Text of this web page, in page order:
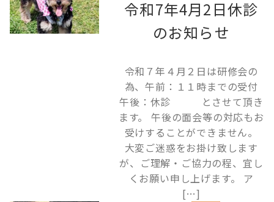
令和7年4月2日休診
のお知らせ
令和７年４月２日は研修会の
為、午前：１１時までの受付
午後：休診 とさせて頂き
ます。 午後の面会等の対応もお
受けすることができません。
大変ご迷惑をお掛け致します
が、ご理解・ご協力の程、宜し
くお願い申し上げます。 ア
[…]